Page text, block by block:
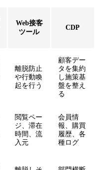
Web接客
ツール
CDP
離脱防止
や行動喚
起を行う
顧客デー
タを集約
し施策基
盤を整え
る
閲覧ペー
ジ、滞在
時間、流
入元
会員情
報、購買
履歴、各
種ログ